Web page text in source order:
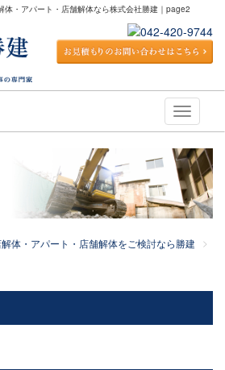
体・アパート・店舗解体なら株式会社勝建｜page2
Toggle
体・アパート・店舗解体をご検討なら勝建